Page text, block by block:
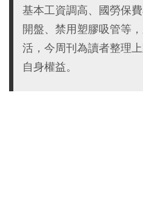
基本工資調高、國勞保
開盤、禁用塑膠吸管等
活，今周刊為讀者整理
自身權益。